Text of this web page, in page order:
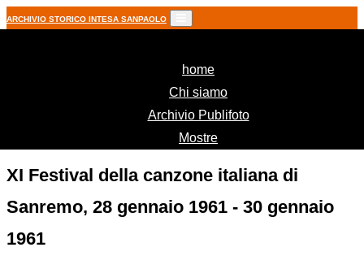
ARCHIVIO STORICO INTESA SANPAOLO
home(current)
Chi siamo
Archivio Publifoto
Mostre
XI Festival della canzone italiana di
Sanremo, 28 gennaio 1961 - 30 gennaio
1961